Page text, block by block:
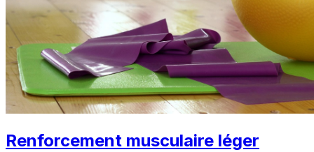
Renforcement musculaire léger